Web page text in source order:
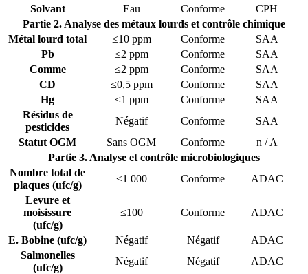
Solvant
Eau Conforme
CPH
Partie 2. Analyse des métaux lourds et contrôle chimique
Métal lourd total
≤10 ppm Conforme
SAA
Pb
≤2 ppm Conforme
SAA
Comme
≤2 ppm Conforme
SAA
CD
≤0,5 ppm Conforme
SAA
Hg
≤1 ppm Conforme
SAA
Résidus de
pesticides
Négatif Conforme
SAA
Statut OGM
Sans OGM Conforme
n / A
Partie 3. Analyse et contrôle microbiologiques
Nombre total de
plaques (ufc/g)
≤1 000 Conforme
ADAC
Levure et
moisissure
(ufc/g)
≤100 Conforme ADAC
E. Bobine (ufc/g) Négatif Négatif
ADAC
Salmonelles
(ufc/g)
Négatif Négatif ADAC